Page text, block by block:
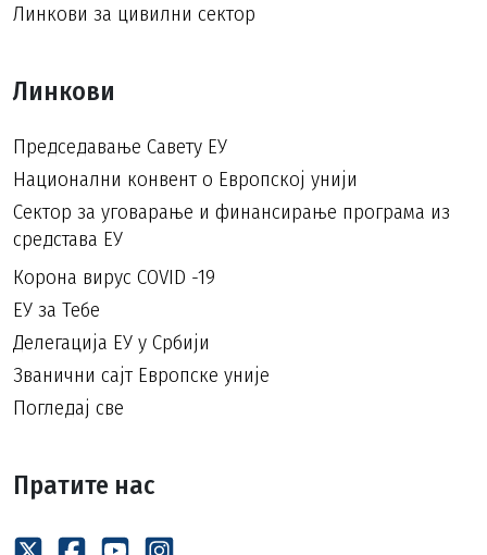
Линкови за цивилни сектор
Линкови
Председавање Савету ЕУ
Национални конвент о Европској унији
Сектор за уговарање и финансирање програма из
средстава ЕУ
Корона вирус COVID -19
ЕУ за Тебе
Делегација ЕУ у Србији
Званични сајт Европске уније
Погледај све
Пратите нас